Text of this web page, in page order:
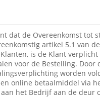
dat de Overeenkomst tot
artikel 5.1 van
is de Klant
voor de Bestelling. Door
worden
online betaalmiddel via
het Bedrijf aan de deur